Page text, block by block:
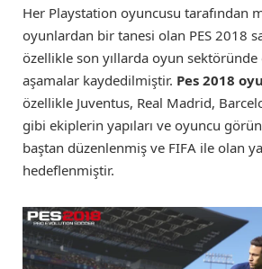
Her Playstation oyuncusu tarafından
oyunlardan bir tanesi olan PES 2018
özellikle son yıllarda oyun
aşamalar kaydedilmiştir. Pes 2018
özellikle Juventus, Real Madrid,
gibi ekiplerin yapıları ve oyuncu
baştan düzenlenmiş ve FIFA ile olan
hedeflenmiştir.